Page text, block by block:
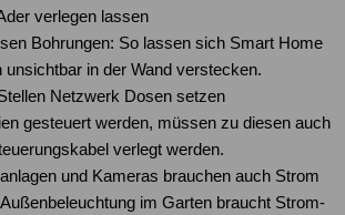
verlegen lassen
Bohrungen: So lassen sich Smart Home
unsichtbar in der Wand verstecken.
Netzwerk Dosen setzen
gesteuert werden, müssen zu diesen auch
verlegt werden.
und Kameras brauchen auch Strom
im Garten braucht Strom-